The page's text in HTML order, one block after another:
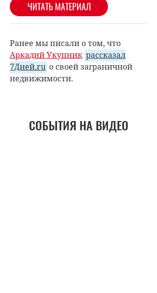
Ранее мы писали о том, что
Аркадий Укупник рассказал
7Дней.ru о своей заграничной
недвижимости.
СОБЫТИЯ НА ВИДЕО